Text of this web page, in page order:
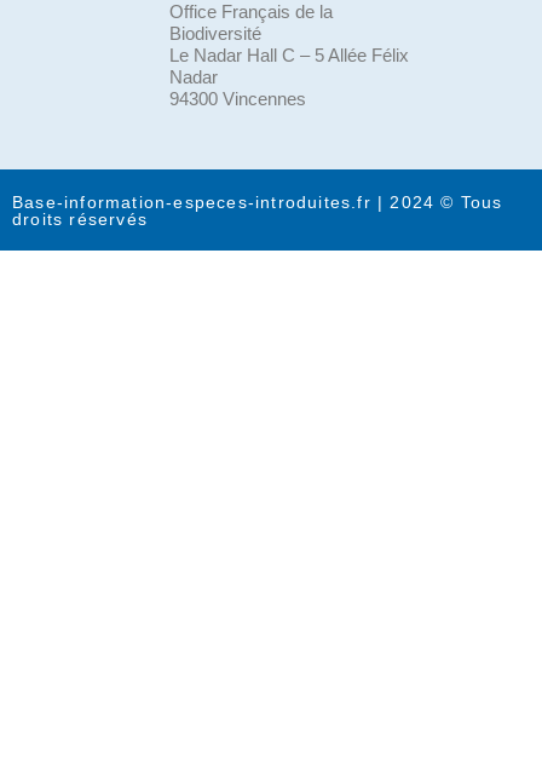
Office Français de la
Biodiversité
Le Nadar Hall C – 5 Allée Félix
Nadar
94300 Vincennes
Base-information-especes-introduites.fr | 2024 © Tous
droits réservés